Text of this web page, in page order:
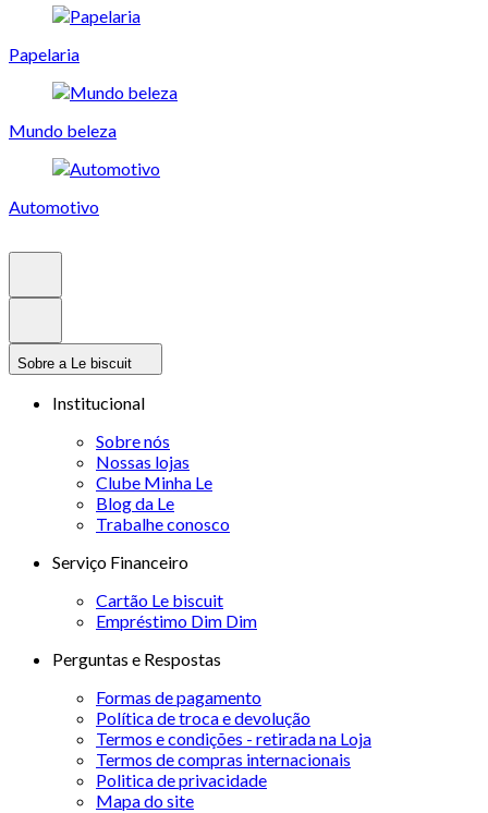
Papelaria
Mundo beleza
Automotivo
Sobre a Le biscuit
Institucional
Sobre nós
Nossas lojas
Clube Minha Le
Blog da Le
Trabalhe conosco
Serviço Financeiro
Cartão Le biscuit
Empréstimo Dim Dim
Perguntas e Respostas
Formas de pagamento
Política de troca e devolução
Termos e condições - retirada na Loja
Termos de compras internacionais
Politica de privacidade
Mapa do site